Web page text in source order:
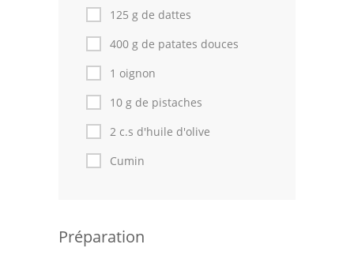
Forum
Thèmes
Espace Personnel
125 g de dattes
400 g de patates douces
1 oignon
10 g de pistaches
2 c.s d'huile d'olive
Cumin
Préparation